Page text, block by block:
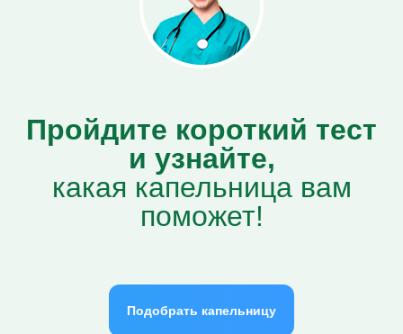
Пройдите короткий тест
и узнайте,
какая капельница вам
поможет!
Подобрать капельницу